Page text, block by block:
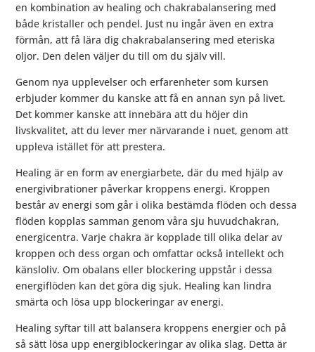
en kombination av healing och chakrabalansering med
både kristaller och pendel. Just nu ingår även en extra
förmån, att få lära dig chakrabalansering med eteriska
oljor. Den delen väljer du till om du själv vill.
Genom nya upplevelser och erfarenheter som kursen
erbjuder kommer du kanske att få en annan syn på livet.
Det kommer kanske att innebära att du höjer din
livskvalitet, att du lever mer närvarande i nuet, genom att
uppleva istället för att prestera.
Healing är en form av energiarbete, där du med hjälp av
energivibrationer påverkar kroppens energi. Kroppen
består av energi som går i olika bestämda flöden och dessa
flöden kopplas samman genom våra sju huvudchakran,
energicentra. Varje chakra är kopplade till olika delar av
kroppen och dess organ och omfattar också intellekt och
känsloliv. Om obalans eller blockering uppstår i dessa
energiflöden kan det göra dig sjuk. Healing kan lindra
smärta och lösa upp blockeringar av energi.
Healing syftar till att balansera kroppens energier och på
så sätt lösa upp energiblockeringar av olika slag. Detta är